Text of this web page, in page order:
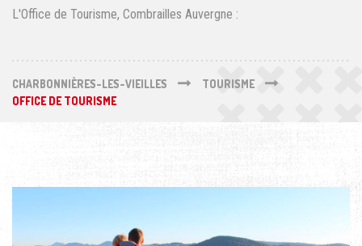
L'Office de Tourisme, Combrailles Auvergne :
CHARBONNIÈRES-LES-VIEILLES
TOURISME
OFFICE DE TOURISME